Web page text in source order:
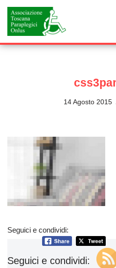
Vai
al
contenuto
14 Agosto 2015
Seguici e condividi:
Seguici e condividi: